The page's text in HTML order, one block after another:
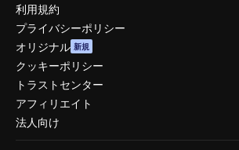
利用規約
プライバシーポリシー
オリジナル 新規
クッキーポリシー
トラストセンター
アフィリエイト
法人向け